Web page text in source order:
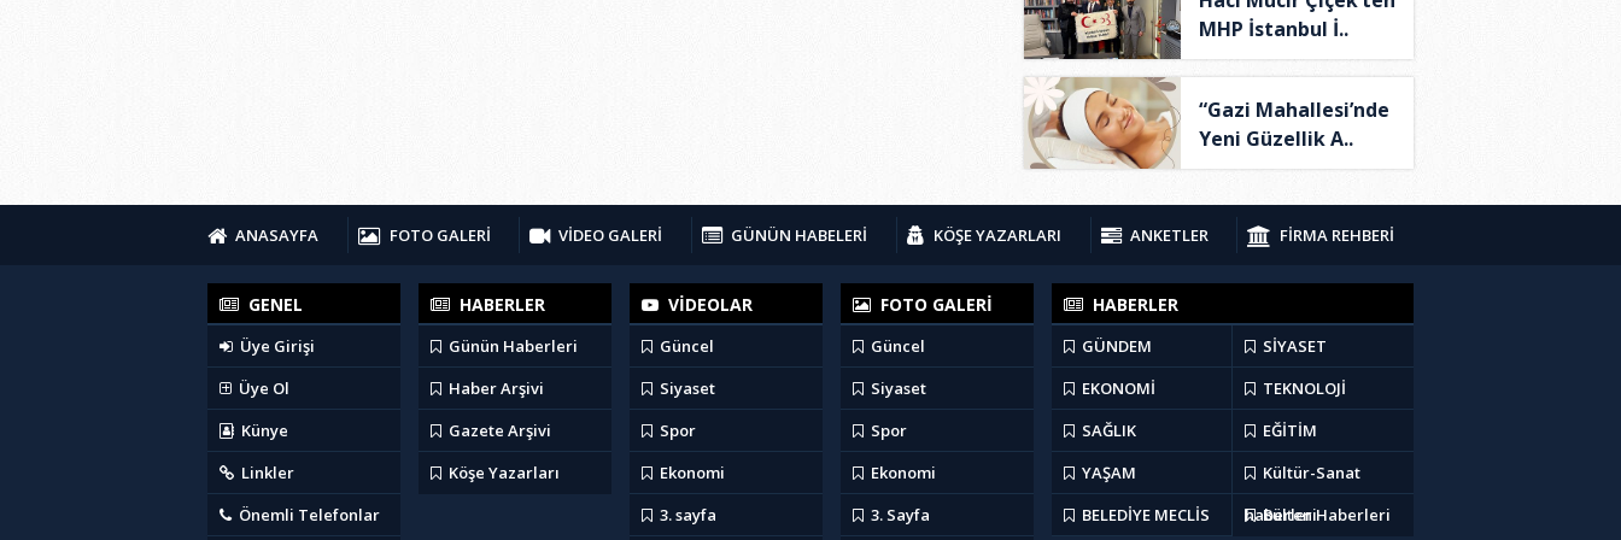
MHP İstanbul İ..
“Gazi Mahallesi’nde
Yeni Güzellik A..
ANASAYFA FOTO GALERİ VİDEO GALERİ GÜNÜN HABELERİ KÖŞE YAZARLARI ANKETLER FİRMA REHBERİ
GENEL
Üye Girişi
Üye Ol
Künye
Linkler
Önemli Telefonlar
HABERLER
Günün Haberleri
Haber Arşivi
Gazete Arşivi
Köşe Yazarları
VİDEOLAR
Güncel
Siyaset
Spor
Ekonomi
3. sayfa
FOTO GALERİ
Güncel
Siyaset
Spor
Ekonomi
3. Sayfa
HABERLER
GÜNDEM
SİYASET
EKONOMİ
TEKNOLOJİ
SAĞLIK
EĞİTİM
YAŞAM
Kültür-Sanat
haberleri
BELEDİYE MECLİS Bülten Haberleri